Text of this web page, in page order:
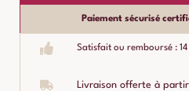
Paiement sécurisé
Satisfait ou remboursé :
Livraison offerte à